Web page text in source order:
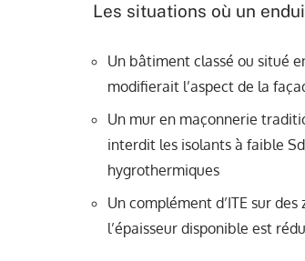
Les situations où un
Un bâtiment classé ou situé
modifierait l’aspect de la
Un mur en maçonnerie
interdit les isolants à faible
hygrothermiques
Un complément d’ITE sur
l’épaisseur disponible est